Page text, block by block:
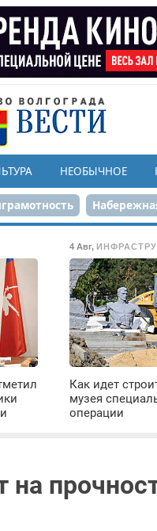
НЕОБЫЧНОЕ
Парк Героев-летчиков
4 Авг,
Как идет
музея
операции
на